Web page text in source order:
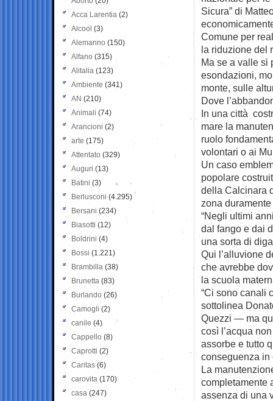
Sicura” di
Comune per
la riduzione del
Ma se a valle si
esondazioni,
monte, sulle
Dove
In una città
mare la
ruolo
volontari o ai
Un caso
popolare
della Calcinara
zona
“Negli ultimi
dal fango e dai
una sorta di
Qui l’alluvione
che avrebbe
la scuola
“Ci sono canali
sottolinea
Quezzi — ma
così l’acqua
assorbe e tutto
conseguenza in
La
completamente
assenza di una
Acca Larentia (2)
Alcool (3)
Alemanno (150)
Alfano (315)
Alitalia (123)
Ambiente (341)
AN (210)
Animali (74)
Arancioni (2)
arte (175)
Attentato (329)
Auguri (13)
Batini (3)
Berlusconi (4.295)
Bersani (234)
Biasotti (12)
Boldrini (4)
Bossi (1.221)
Brambilla (38)
Brunetta (83)
Burlando (26)
Camogli (2)
canile (4)
Cappello (8)
Caprotti (2)
Caritas (6)
carovita (170)
casa (247)